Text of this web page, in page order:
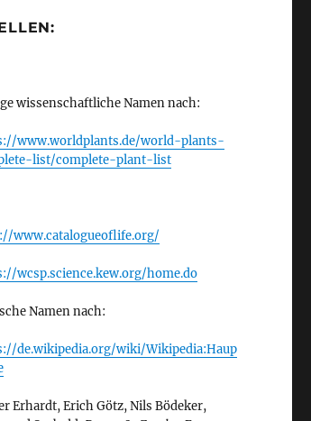
wissenschaftliche Namen nach:
www.worldplants.de/world-plants-
list/complete-plant-list
www.catalogueoflife.org/
wcsp.science.kew.org/home.do
Namen nach:
de.wikipedia.org/wiki/Wikipedia:Haup
Erhardt, Erich Götz, Nils Bödeker,